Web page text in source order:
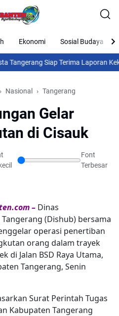
Ekonomi Sosial Budaya
Siap Terima Laporan
Nasional Tangerang
Gelar
di Cisauk
Font
Terbesar
– Dinas
(Dishub) bersama
operasi penertiban
orang dalam trayek
di Jalan BSD Raya Utama,
Tangerang, Senin
Surat Perintah Tugas
Kabupaten Tangerang